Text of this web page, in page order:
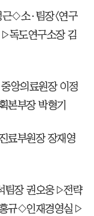
◇소·팀장<연구
독도연구소장 김
앙의료원장 이정
본부장 박형기
료부원장 장재영
팀장 권오웅▷전략
규◇인재경영실▷